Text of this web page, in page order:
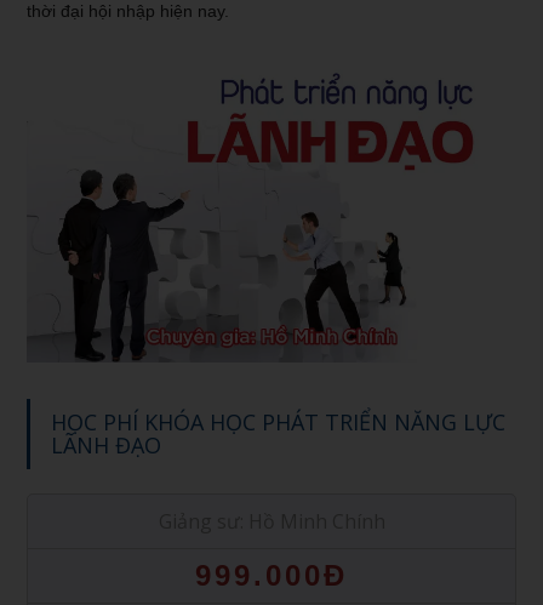
thời đại hội nhập hiện nay.
HỌC PHÍ KHÓA HỌC PHÁT TRIỂN NĂNG LỰC
LÃNH ĐẠO
999.000Đ